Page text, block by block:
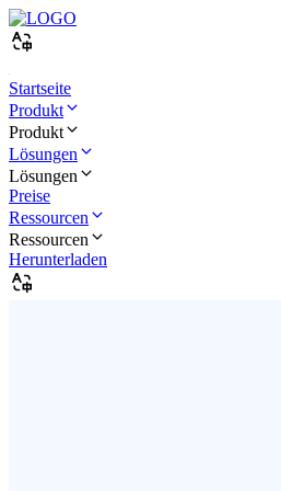
Startseite
Produkt
Produkt
Lösungen
Lösungen
Preise
Ressourcen
Ressourcen
Herunterladen